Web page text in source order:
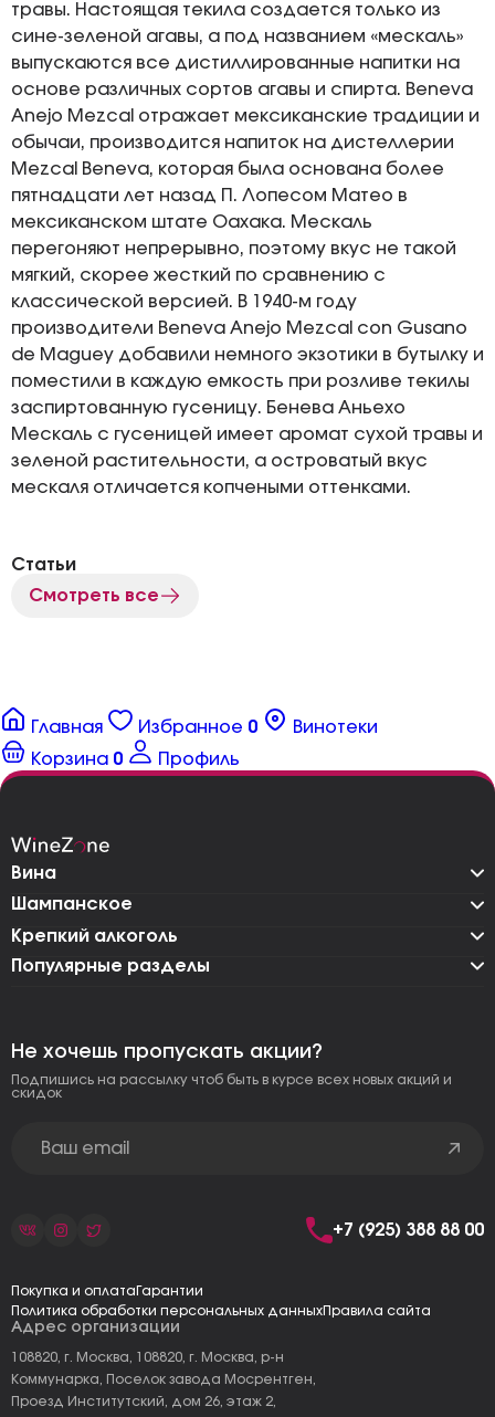
травы. Настоящая текила создается только из
сине-зеленой агавы, а под названием «мескаль»
выпускаются все дистиллированные напитки на
основе различных сортов агавы и спирта. Beneva
Anejo Mezcal отражает мексиканские традиции и
обычаи, производится напиток на дистеллерии
Mezcal Beneva, которая была основана более
пятнадцати лет назад П. Лопесом Матео в
мексиканском штате Оахака. Мескаль
перегоняют непрерывно, поэтому вкус не такой
мягкий, скорее жесткий по сравнению с
классической версией. В 1940-м году
производители Beneva Anejo Mezcal con Gusano
de Maguey добавили немного экзотики в бутылку и
поместили в каждую емкость при розливе текилы
заспиртованную гусеницу. Бенева Аньехо
Мескаль с гусеницей имеет аромат сухой травы и
зеленой растительности, а островатый вкус
мескаля отличается копчеными оттенками.
Статьи
Смотреть все
Главная Избранное 0
Винотеки
Корзина 0 Профиль
Вина
Шампанское
Крепкий алкоголь
Популярные разделы
Адрес организации
108820, г. Москва, 108820, г. Москва, р-н
Коммунарка, Поселок завода Мосрентген,
Проезд Институтский, дом 26, этаж 2,
Не хочешь пропускать акции?
Подпишись на рассылку чтоб быть в курсе всех новых акций и
скидок
+7 (925) 388 88 00
Покупка и оплата Гарантии
Политика обработки персональных данныхПравила сайта